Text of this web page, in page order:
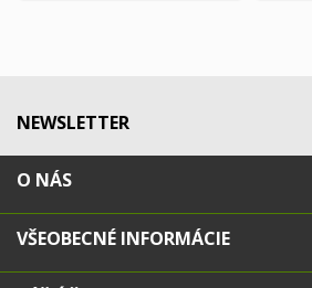
NEWSLETTER
O NÁS
VŠEOBECNÉ INFORMÁCIE